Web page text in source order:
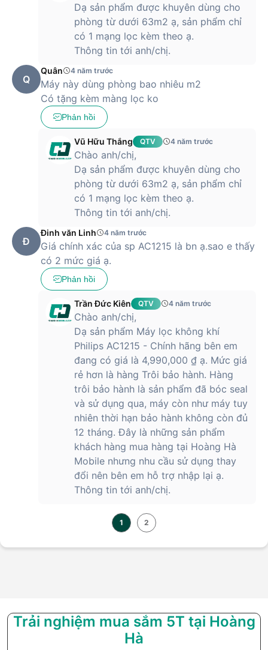
Dạ sản phẩm được khuyên dùng cho
phòng từ dưới 63m2 ạ, sản phẩm chỉ
có 1 mạng lọc kèm theo ạ.
Thông tin tới anh/chị.
Q
Quân 4 năm trước
Máy này dùng phòng bao nhiêu m2
Có tặng kèm màng lọc ko
Phản hồi
Vũ Hữu Thắng QTV 4 năm trước
Chào anh/chị,
Dạ sản phẩm được khuyên dùng cho
phòng từ dưới 63m2 ạ, sản phẩm chỉ
có 1 mạng lọc kèm theo ạ.
Thông tin tới anh/chị.
Đ
Đinh văn Linh 4 năm trước
Giá chính xác của sp AC1215 là bn ạ.sao e thấy
có 2 mức giá ạ.
Phản hồi
Trần Đức Kiên QTV 4 năm trước
Chào anh/chị,
Dạ sản phẩm Máy lọc không khí
Philips AC1215 - Chính hãng bên em
đang có giá là 4,990,000 ₫ ạ. Mức giá
rẻ hơn là hàng Trôi bảo hành. Hàng
trôi bảo hành là sản phẩm đã bóc seal
và sử dụng qua, máy còn như máy tuy
nhiên thời hạn bảo hành không còn đủ
12 tháng. Đây là những sản phẩm
khách hàng mua hàng tại Hoàng Hà
Mobile nhưng nhu cầu sử dụng thay
đổi nên bên em hỗ trợ nhập lại ạ.
Thông tin tới anh/chị.
1 2
Trải nghiệm mua sắm 5T tại Hoàng
Hà